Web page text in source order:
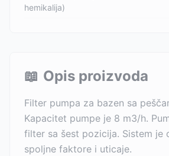
hemikalija)
📖 Opis proizvoda
Filter pumpa za bazen sa
Kapacitet pumpe je 8 m3/h.
filter sa šest pozicija. Sistem je
spoljne faktore i uticaje.